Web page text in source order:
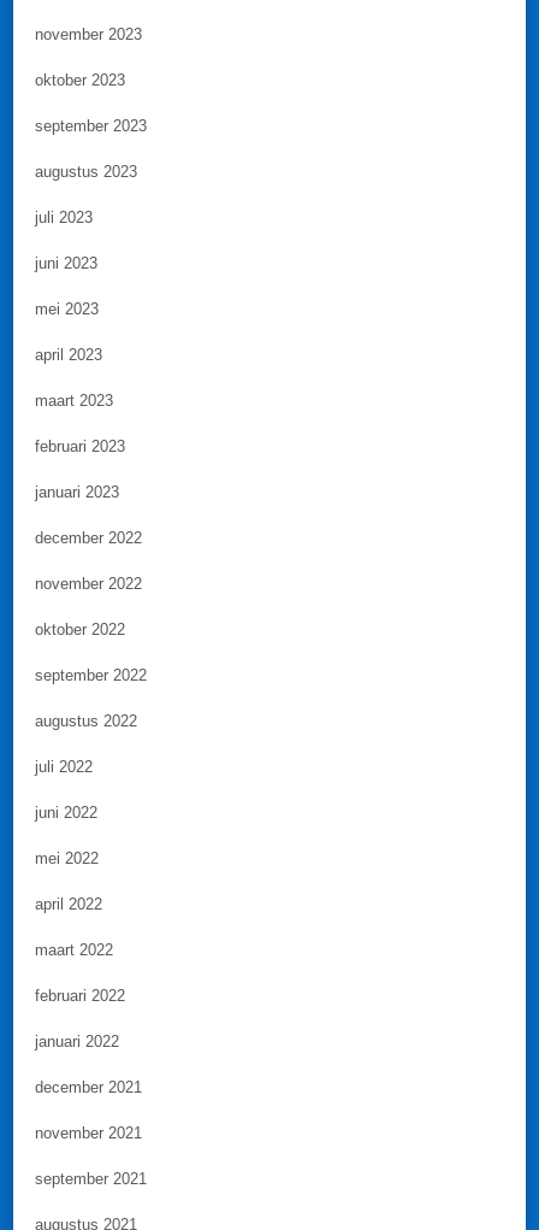
november 2023
oktober 2023
september 2023
augustus 2023
juli 2023
juni 2023
mei 2023
april 2023
maart 2023
februari 2023
januari 2023
december 2022
november 2022
oktober 2022
september 2022
augustus 2022
juli 2022
juni 2022
mei 2022
april 2022
maart 2022
februari 2022
januari 2022
december 2021
november 2021
september 2021
augustus 2021